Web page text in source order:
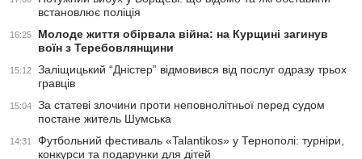
встановлює поліція
16:25
Молоде життя обірвала війна: на Курщині загинув
воїн з Теребовлянщини
15:12
Заліщицький “Дністер” відмовився від послуг одразу трьох
гравців
15:04
За статеві злочини проти неповнолітньої перед судом
постане житель Шумська
14:31
Футбольний фестиваль «Talantikos» у Тернополі: турніри,
конкурси та подарунки для дітей